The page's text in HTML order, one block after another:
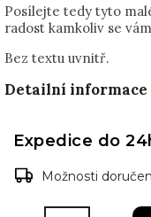
Posílejte tedy tyto
radost kamkoliv se
Bez textu uvnitř.
Detailní informace
Expedice do
Možnosti